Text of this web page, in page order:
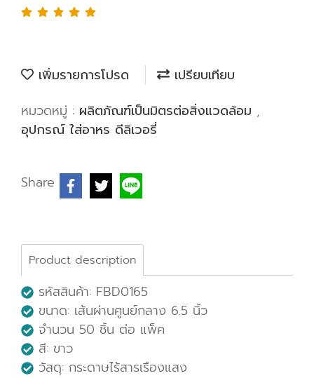
เพิ่มรายการโปรด
เปรียบเทียบ
หมวดหมู่ : ผลิตภัณฑ์เป็นมิตรต่อสิ่งแวดล้อม ,
อุปกรณ์ ใส่อาหร ดีลิเวอรี่
Share
Product description
รหัสสินค้า: FBD0165
ขนาด: เส้นผ่านศูนย์กลาง 6.5 นิ้ว
จำนวน 50 ชิ้น ต่อ แพ็ค
สี: ขาว
วัสดุ: กระดาษไร้สารเรืองแสง